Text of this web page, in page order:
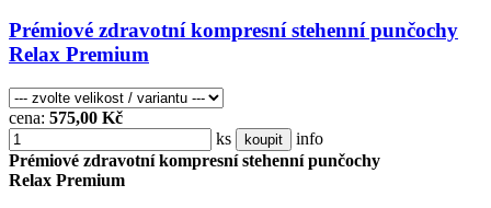
Prémiové zdravotní kompresní stehenní punčochy
Relax Premium
cena: 575,00 Kč
ks
koupit
info
Prémiové zdravotní kompresní stehenní punčochy
Relax Premium